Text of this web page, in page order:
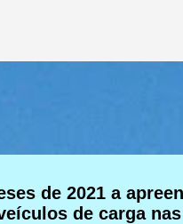
de 2021 a
de carga